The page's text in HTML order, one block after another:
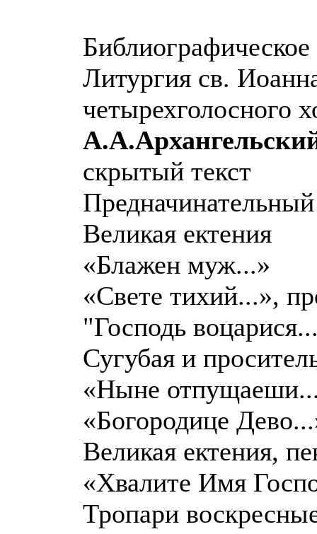
Литургия св.
четырехголосного
скрытый текст
Великая ектения
«Блажен муж...»
«Свете тихий...»,
"Господь
Сугубая и
«Ныне
«Богородице
Великая ектения,
«Хвалите Имя
Тропари